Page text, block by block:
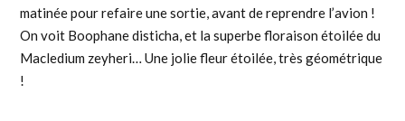
matinée pour refaire une sortie, avant de reprendre l’avion !
On voit Boophane disticha, et la superbe floraison étoilée du
Macledium zeyheri… Une jolie fleur étoilée, très géométrique
!